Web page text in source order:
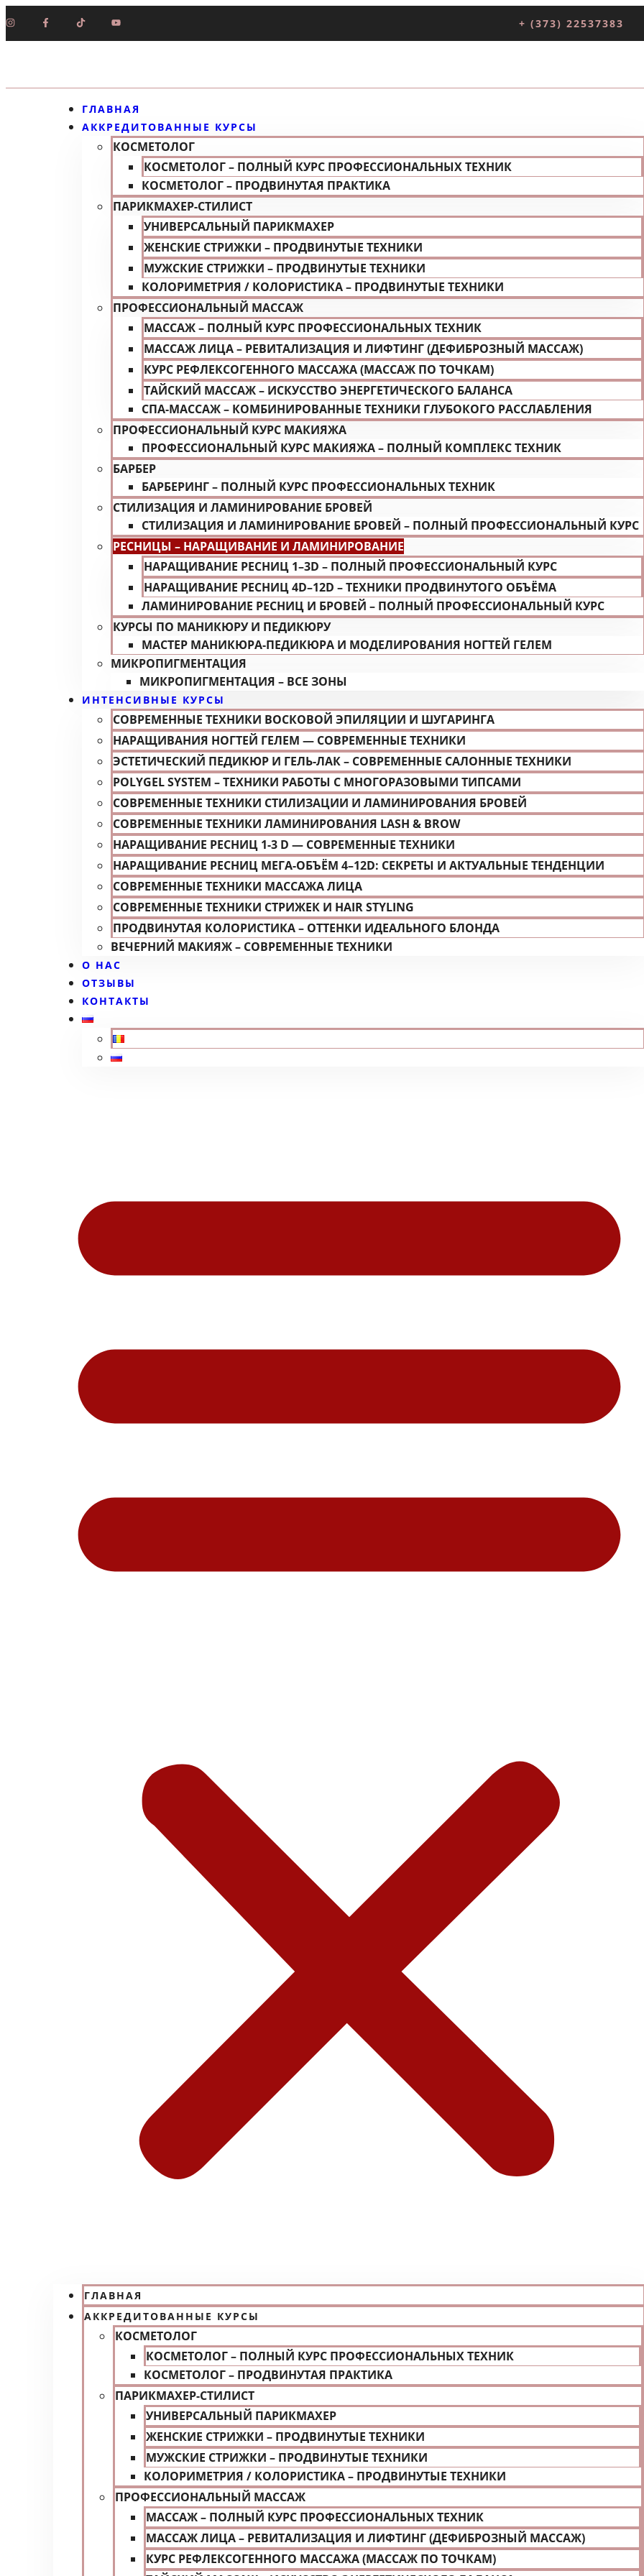
+ (373) 22537383
ГЛАВНАЯ
АККРЕДИТОВАННЫЕ КУРСЫ
КОСМЕТОЛОГ
КОСМЕТОЛОГ – ПОЛНЫЙ КУРС ПРОФЕССИОНАЛЬНЫХ ТЕХНИК
КОСМЕТОЛОГ – ПРОДВИНУТАЯ ПРАКТИКА
ПАРИКМАХЕР-СТИЛИСТ
УНИВЕРСАЛЬНЫЙ ПАРИКМАХЕР
ЖЕНСКИЕ СТРИЖКИ – ПРОДВИНУТЫЕ ТЕХНИКИ
МУЖСКИЕ СТРИЖКИ – ПРОДВИНУТЫЕ ТЕХНИКИ
КОЛОРИМЕТРИЯ / КОЛОРИСТИКА – ПРОДВИНУТЫЕ ТЕХНИКИ
ПРОФЕССИОНАЛЬНЫЙ МАССАЖ
МАССАЖ – ПОЛНЫЙ КУРС ПРОФЕССИОНАЛЬНЫХ ТЕХНИК
МАССАЖ ЛИЦА – РЕВИТАЛИЗАЦИЯ И ЛИФТИНГ (ДЕФИБРОЗНЫЙ МАССАЖ)
КУРС РЕФЛЕКСОГЕННОГО МАССАЖА (МАССАЖ ПО ТОЧКАМ)
ТАЙСКИЙ МАССАЖ – ИСКУССТВО ЭНЕРГЕТИЧЕСКОГО БАЛАНСА
СПА-МАССАЖ – КОМБИНИРОВАННЫЕ ТЕХНИКИ ГЛУБОКОГО РАССЛАБЛЕНИЯ
ПРОФЕССИОНАЛЬНЫЙ КУРС МАКИЯЖА
ПРОФЕССИОНАЛЬНЫЙ КУРС МАКИЯЖА – ПОЛНЫЙ КОМПЛЕКС ТЕХНИК
БАРБЕР
БАРБЕРИНГ – ПОЛНЫЙ КУРС ПРОФЕССИОНАЛЬНЫХ ТЕХНИК
СТИЛИЗАЦИЯ И ЛАМИНИРОВАНИЕ БРОВЕЙ
СТИЛИЗАЦИЯ И ЛАМИНИРОВАНИЕ БРОВЕЙ – ПОЛНЫЙ ПРОФЕССИОНАЛЬНЫЙ КУРС
РЕСНИЦЫ – НАРАЩИВАНИЕ И ЛАМИНИРОВАНИЕ
НАРАЩИВАНИЕ РЕСНИЦ 1–3D – ПОЛНЫЙ ПРОФЕССИОНАЛЬНЫЙ КУРС
НАРАЩИВАНИЕ РЕСНИЦ 4D–12D – ТЕХНИКИ ПРОДВИНУТОГО ОБЪЁМА
ЛАМИНИРОВАНИЕ РЕСНИЦ И БРОВЕЙ – ПОЛНЫЙ ПРОФЕССИОНАЛЬНЫЙ КУРС
КУРСЫ ПО МАНИКЮРУ И ПЕДИКЮРУ
МАСТЕР МАНИКЮРА-ПЕДИКЮРА И МОДЕЛИРОВАНИЯ НОГТЕЙ ГЕЛЕМ
МИКРОПИГМЕНТАЦИЯ
МИКРОПИГМЕНТАЦИЯ – ВСЕ ЗОНЫ
ИНТЕНСИВНЫЕ КУРСЫ
СОВРЕМЕННЫЕ ТЕХНИКИ ВОСКОВОЙ ЭПИЛЯЦИИ И ШУГАРИНГА
НАРАЩИВАНИЯ НОГТЕЙ ГЕЛЕМ — СОВРЕМЕННЫЕ ТЕХНИКИ
ЭСТЕТИЧЕСКИЙ ПЕДИКЮР И ГЕЛЬ-ЛАК – СОВРЕМЕННЫЕ САЛОННЫЕ ТЕХНИКИ
POLYGEL SYSTEM – ТЕХНИКИ РАБОТЫ С МНОГОРАЗОВЫМИ ТИПСАМИ
СОВРЕМЕННЫЕ ТЕХНИКИ СТИЛИЗАЦИИ И ЛАМИНИРОВАНИЯ БРОВЕЙ
СОВРЕМЕННЫЕ ТЕХНИКИ ЛАМИНИРОВАНИЯ LASH & BROW
НАРАЩИВАНИЕ РЕСНИЦ 1-3 D — СОВРЕМЕННЫЕ ТЕХНИКИ
НАРАЩИВАНИЕ РЕСНИЦ МЕГА-ОБЪЁМ 4–12D: СЕКРЕТЫ И АКТУАЛЬНЫЕ ТЕНДЕНЦИИ
СОВРЕМЕННЫЕ ТЕХНИКИ МАССАЖА ЛИЦА
СОВРЕМЕННЫЕ ТЕХНИКИ СТРИЖЕК И HAIR STYLING
ПРОДВИНУТАЯ КОЛОРИСТИКА – ОТТЕНКИ ИДЕАЛЬНОГО БЛОНДА
ВЕЧЕРНИЙ МАКИЯЖ – СОВРЕМЕННЫЕ ТЕХНИКИ
О НАС
ОТЗЫВЫ
КОНТАКТЫ
ГЛАВНАЯ
АККРЕДИТОВАННЫЕ КУРСЫ
КОСМЕТОЛОГ
КОСМЕТОЛОГ – ПОЛНЫЙ КУРС ПРОФЕССИОНАЛЬНЫХ ТЕХНИК
КОСМЕТОЛОГ – ПРОДВИНУТАЯ ПРАКТИКА
ПАРИКМАХЕР-СТИЛИСТ
УНИВЕРСАЛЬНЫЙ ПАРИКМАХЕР
ЖЕНСКИЕ СТРИЖКИ – ПРОДВИНУТЫЕ ТЕХНИКИ
МУЖСКИЕ СТРИЖКИ – ПРОДВИНУТЫЕ ТЕХНИКИ
КОЛОРИМЕТРИЯ / КОЛОРИСТИКА – ПРОДВИНУТЫЕ ТЕХНИКИ
ПРОФЕССИОНАЛЬНЫЙ МАССАЖ
МАССАЖ – ПОЛНЫЙ КУРС ПРОФЕССИОНАЛЬНЫХ ТЕХНИК
МАССАЖ ЛИЦА – РЕВИТАЛИЗАЦИЯ И ЛИФТИНГ (ДЕФИБРОЗНЫЙ МАССАЖ)
КУРС РЕФЛЕКСОГЕННОГО МАССАЖА (МАССАЖ ПО ТОЧКАМ)